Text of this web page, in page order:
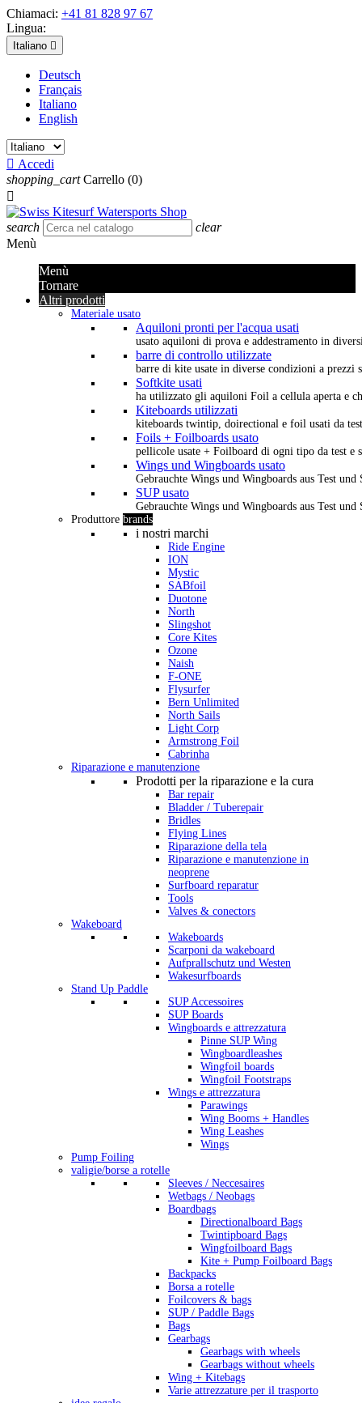
Chiamaci: +41 81 828 97 67
Lingua:
Italiano 
Deutsch
Français
Italiano
English
 Accedi
shopping_cart Carrello (0)

search
clear
Menù
Menù
Tornare
Altri prodotti
Materiale usato
Aquiloni pronti per l'acqua usati
usato aquiloni di prova e addestramento in
barre di controllo utilizzate
barre di kite usate in diverse condizioni a prezzi
Softkite usati
ha utilizzato gli aquiloni Foil a cellula aperta e
Kiteboards utilizzati
kiteboards twintip, doirectional e foil usati da
Foils + Foilboards usato
pellicole usate + Foilboard di ogni tipo da test e
Wings und Wingboards usato
Gebrauchte Wings und Wingboards aus Test und
SUP usato
Gebrauchte Wings und Wingboards aus Test und
Produttore brands
i nostri marchi
Ride Engine
ION
Mystic
SABfoil
Duotone
North
Slingshot
Core Kites
Ozone
Naish
F-ONE
Flysurfer
Bern Unlimited
North Sails
Light Corp
Armstrong Foil
Cabrinha
Riparazione e manutenzione
Prodotti per la riparazione e la cura
Bar repair
Bladder / Tuberepair
Bridles
Flying Lines
Riparazione della tela
Riparazione e manutenzione in
neoprene
Surfboard reparatur
Tools
Valves & conectors
Wakeboard
Wakeboards
Scarponi da wakeboard
Aufprallschutz und Westen
Wakesurfboards
Stand Up Paddle
SUP Accessoires
SUP Boards
Wingboards e attrezzatura
Pinne SUP Wing
Wingboardleashes
Wingfoil boards
Wingfoil Footstraps
Wings e attrezzatura
Parawings
Wing Booms + Handles
Wing Leashes
Wings
Pump Foiling
valigie/borse a rotelle
Sleeves / Neccesaires
Wetbags / Neobags
Boardbags
Directionalboard Bags
Twintipboard Bags
Wingfoilboard Bags
Kite + Pump Foilboard Bags
Backpacks
Borsa a rotelle
Foilcovers & bags
SUP / Paddle Bags
Bags
Gearbags
Gearbags with wheels
Gearbags without wheels
Wing + Kitebags
Varie attrezzature per il trasporto